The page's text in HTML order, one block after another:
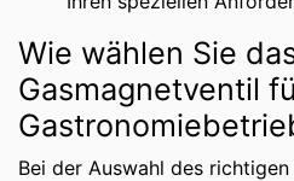
Wie wählen Sie
Gasmagnetventil
Bei der Auswahl des